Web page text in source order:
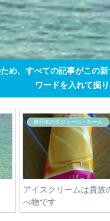
め、すべての記事がこの
ワードを入れて掘
フランス語のお勉強
お育ちは「アー」の中に